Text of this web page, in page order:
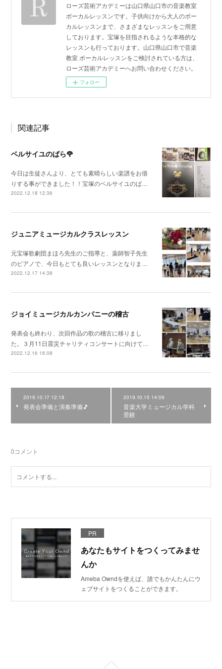
ローズ芸術アカデミーは山口県山口市の音楽教室
ボーカルレッスンです。子供向けから大人のボー
カルレッスンまで、さまざまなレッスンをご用意
しております。宝塚を目指されるような本格的な
レッスンも行っております。山口県山口市で音楽
教室 ボーカルレッスンをご検討されている方は、
ローズ芸術アカデミーへお問い合わせください。
フォロー
関連記事
ベルサイユのばら🌹
今日は生徒さんより、とても素晴らしい楽譜をお借
りする事ができました！！宝塚のベルサイユのば…
2022.12.18 12:36
ジュニアミュージカルクラスレッスン
元宝塚歌劇団まほろ先生のご指導と、薬師智子先生
のピアノで、今日もとても良いレッスンとなりま…
2022.12.17 14:38
ジョイミュージカルカンパニーの稽古
発表会も終わり、次回作品の歌の稽古に移りまし
た。３月11日震災チャリティコンサートに向けて…
2022.12.16 16:08
2019.10.17 12:18
発表会準備と演奏準備🎵
2019.10.15 14:09
音楽大学ミュージカル学科
受験
0コメント
PR
あなたもサイトをつくってみませ
んか
Ameba Owndを使えば、誰でもかんたんにウ
ェブサイトをつくることができます。